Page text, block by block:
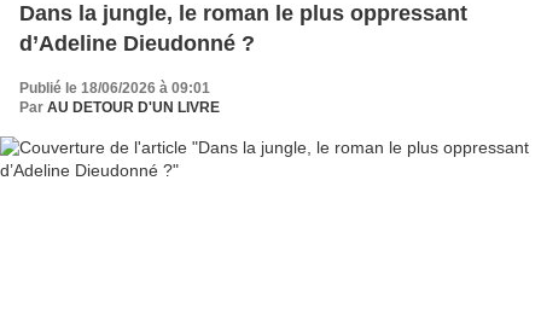
Dans la jungle, le roman le plus oppressant
d’Adeline Dieudonné ?
Publié le 18/06/2026 à 09:01
Par AU DETOUR D'UN LIVRE